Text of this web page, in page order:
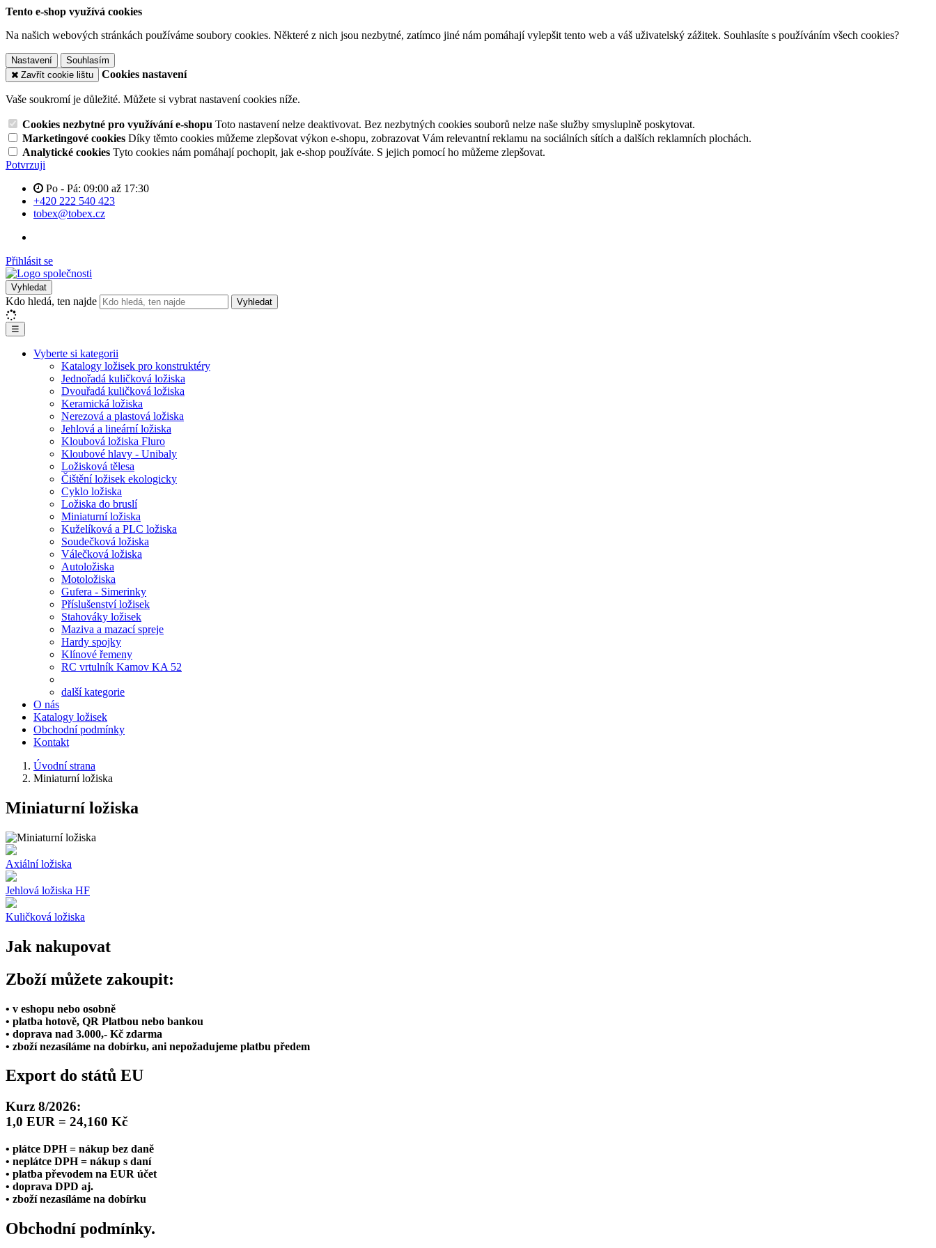
Tento e-shop využívá cookies
Na našich webových stránkách používáme soubory cookies. Některé z nich jsou nezbytné, zatímco jiné nám pomáhají vylepšit tento web a váš uživatelský zážitek. Souhlasíte s používáním všech cookies?
Nastavení
Souhlasím
Zavřít cookie lištu
Cookies nastavení
Vaše soukromí je důležité. Můžete si vybrat nastavení cookies níže.
Cookies nezbytné pro využívání e-shopu Toto nastavení nelze deaktivovat. Bez nezbytných cookies souborů nelze naše služby smysluplně poskytovat.
Marketingové cookies Díky těmto cookies můžeme zlepšovat výkon e-shopu, zobrazovat Vám relevantní reklamu na sociálních sítích a dalších reklamních plochách.
Analytické cookies Tyto cookies nám pomáhají pochopit, jak e-shop používáte. S jejich pomocí ho můžeme zlepšovat.
Potvrzuji
Po - Pá: 09:00 až 17:30
+420 222 540 423
tobex@tobex.cz
Přihlásit se
Vyhledat
Kdo hledá, ten najde Vyhledat
☰
Vyberte si kategorii
Katalogy ložisek pro konstruktéry
Jednořadá kuličková ložiska
Dvouřadá kuličková ložiska
Keramická ložiska
Nerezová a plastová ložiska
Jehlová a lineární ložiska
Kloubová ložiska Fluro
Kloubové hlavy - Unibaly
Ložisková tělesa
Čištění ložisek ekologicky
Cyklo ložiska
Ložiska do bruslí
Miniaturní ložiska
Kuželíková a PLC ložiska
Soudečková ložiska
Válečková ložiska
Autoložiska
Motoložiska
Gufera - Simerinky
Příslušenství ložisek
Stahováky ložisek
Maziva a mazací spreje
Hardy spojky
Klínové řemeny
RC vrtulník Kamov KA 52
další kategorie
O nás
Katalogy ložisek
Obchodní podmínky
Kontakt
Úvodní strana
Miniaturní ložiska
Miniaturní ložiska
Axiální ložiska
Jehlová ložiska HF
Kuličková ložiska
Jak nakupovat
Zboží můžete zakoupit:
• v eshopu nebo osobně
• platba hotově, QR Platbou nebo bankou
• doprava nad 3.000,- Kč zdarma
• zboží nezasíláme na dobírku, ani nepožadujeme platbu předem
Export do států EU
Kurz 8/2026:
1,0 EUR = 24,160 Kč
• plátce DPH = nákup bez daně
• neplátce DPH = nákup s daní
• platba převodem na EUR účet
• doprava DPD aj.
• zboží nezasíláme na dobírku
Obchodní podmínky.